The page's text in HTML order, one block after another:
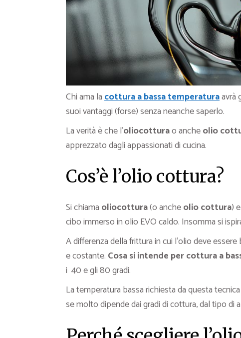
Chi ama lacottura a bassa temperaturaavrà
suoi vantaggi (forse) senza neanche saperlo.
La verità è che l’oliocotturao ancheolio
apprezzato dagli appassionati di cucina.
Cos’è l’olio cottura?
Si chiama oliocottura(o ancheolio cottura)
cibo immerso in olio EVO caldo. Insomma si
A differenza della frittura in cui l’olio deve
e costante. Cosa si intende per cottura a
i 40 e gli 80 gradi.
La temperatura bassa richiesta da questa
se molto dipende dai gradi di cottura, dal tipo di